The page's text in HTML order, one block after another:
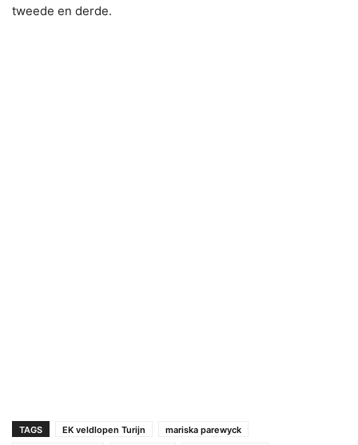
tweede en derde.
TAGS EK veldlopen Turijn
mariska parewyck